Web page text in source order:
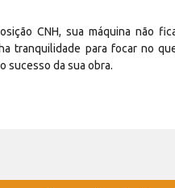
CNH, sua máquina não
tranquilidade para focar no
sucesso da sua obra.